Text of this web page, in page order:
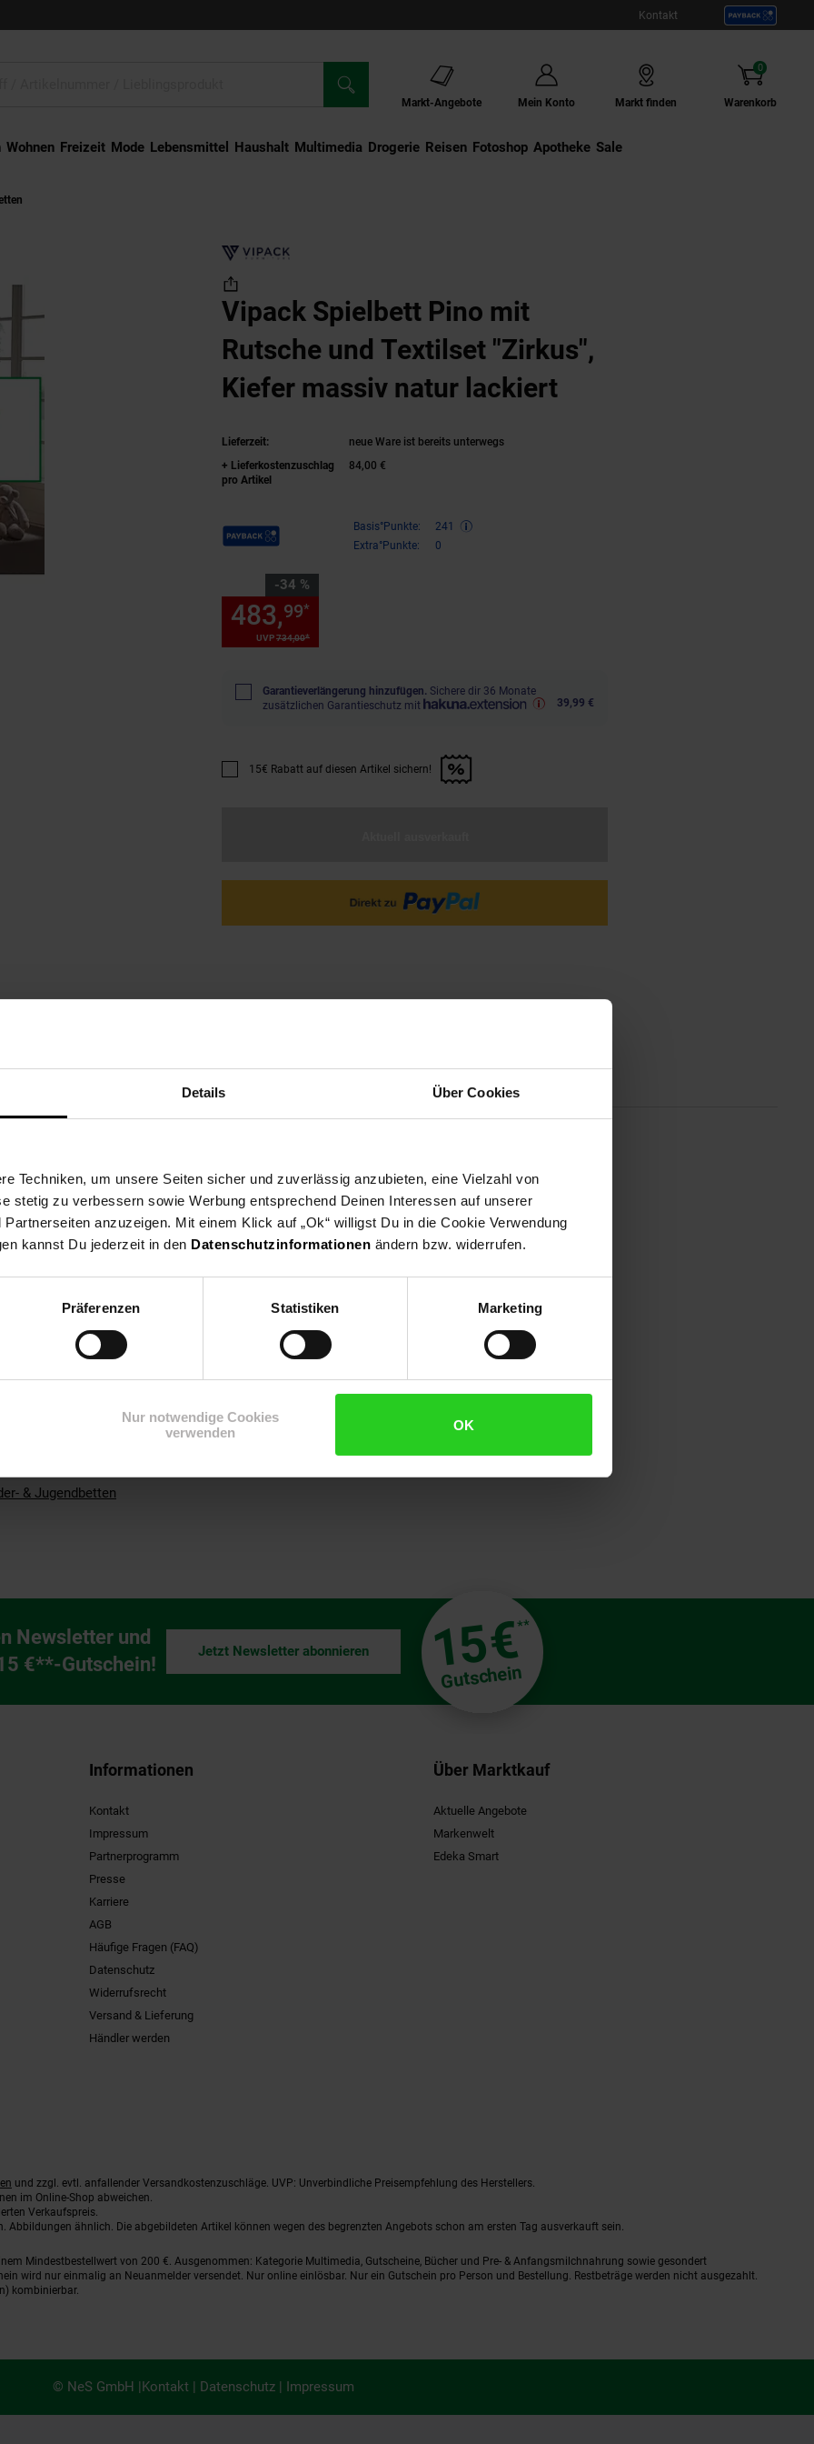
Details Über Cookies
Techniken, um unsere Seiten sicher und zuverlässig anzubieten, eine Vielzahl von
stetig zu verbessern sowie Werbung entsprechend Deinen Interessen auf unserer
anzuzeigen. Mit einem Klick auf „Ok“ willigst Du in die Cookie Verwendung
kannst Du jederzeit in den Datenschutzinformationen ändern bzw. widerrufen.
Präferenzen Statistiken Marketing
Nur notwendige Cookies
verwenden
OK
Kontakt
Markt-Angebote Mein Konto Markt finden Warenkorb
0
Artikel
Wohnen Freizeit Mode Lebensmittel Haushalt Multimedia Drogerie Externer Link:
Reisen Externer Link:
Fotoshop Externer Link:
Apotheke Sale
Vipack Spielbett Pino mit
Rutsche und Textilset "Zirkus",
Kiefer massiv natur lackiert
Lieferzeit:
neue Ware ist bereits unterwegs
+ Lieferkostenzuschlag
pro Artikel
84,00 €
Payback Punkte Basis°Punkte:
241
Extra°Punkte:
0
-34 %
Sie Sparen 34 Prozent,
UVP734,00*
483,99*
Garantieverlängerung hinzufügen. Sichere dir 36 Monate
zusätzlichen Garantieschutz mit
39,99 €
Promotion "15€ Rabatt auf diesen Artikel sichern!" anwenden
15€ Rabatt auf diesen Artikel sichern!
Textilset "Zirkus" kommt Freude auf
Kombination aus Schlafraum und Spielplatz. Durch die wechselseitig anbringbare Rutsche ist
Den unteren Bereich können Ihre Kinder zum Spielen nutzen oder Sie gestalten ihn als
wunderschönen Zirkusmotiv bedruckt und begeistert Groß und Klein. Für die Sicherheit ist bei
Der umlaufende Absturzschutz, breite Trittstufen sowie das stabile Massivholz sorgen für einen
der Bettseite beträgt ca. 70 cm
Aufbauanleitung zur einfachen Selbstmontage.
& Jugendbetten
Newsletter und
€**-Gutschein!
15€**
Gutschein
Jetzt Newsletter abonnieren
Informationen
Kontakt
Impressum
Partnerprogramm
Presse
Karriere
AGB
Häufige Fragen (FAQ)
Datenschutz
Widerrufsrecht
Versand & Lieferung
Händler werden
Über Marktkauf
Aktuelle Angebote
Markenwelt
Edeka Smart
und zzgl. evtl. anfallender Versandkostenzuschläge. UVP: Unverbindliche Preisempfehlung des Herstellers.
im Online-Shop abweichen.
Verkaufspreis.
ähnlich. Die abgebildeten Artikel können wegen des begrenzten Angebots schon am ersten Tag ausverkauft sein.
Mindestbestellwert von 200 €. Ausgenommen: Kategorie Multimedia, Gutscheine, Bücher und Pre- & Anfangsmilchnahrung sowie gesondert
wird nur einmalig an Neuanmelder versendet. Nur online einlösbar. Nur ein Gutschein pro Person und Bestellung. Restbeträge werden nicht ausgezahlt.
kombinierbar.
© NeS GmbH |Kontakt | Datenschutz | Impressum